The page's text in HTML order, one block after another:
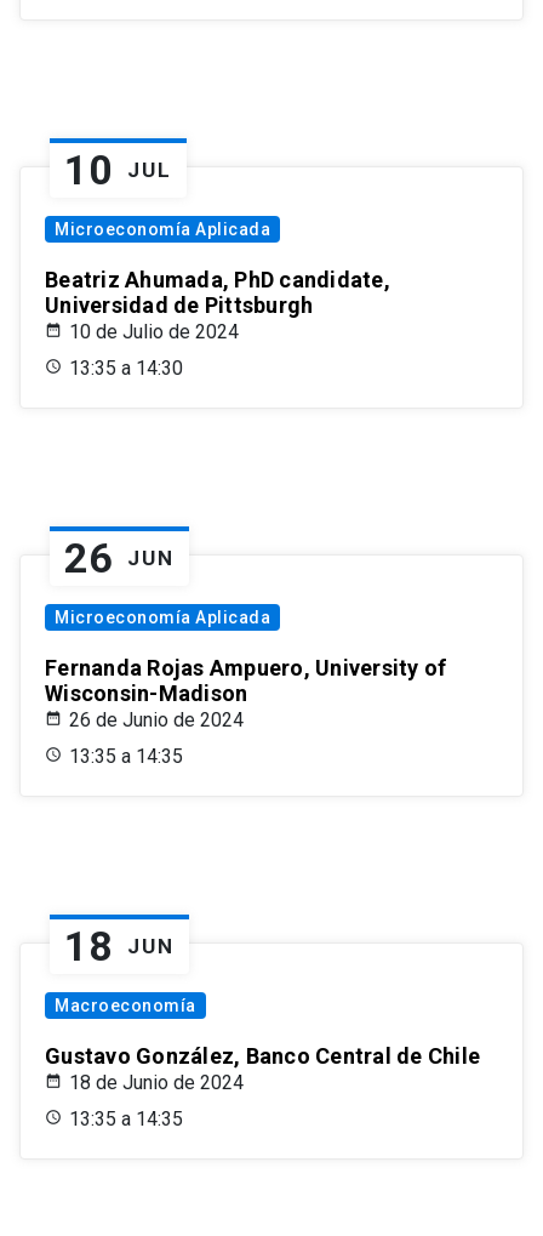
10 JUL
Microeconomía Aplicada
Beatriz Ahumada, PhD candidate,
Universidad de Pittsburgh
10 de Julio de 2024
13:35 a 14:30
26 JUN
Microeconomía Aplicada
Fernanda Rojas Ampuero, University of
Wisconsin-Madison
26 de Junio de 2024
13:35 a 14:35
18 JUN
Macroeconomía
Gustavo González, Banco Central de Chile
18 de Junio de 2024
13:35 a 14:35